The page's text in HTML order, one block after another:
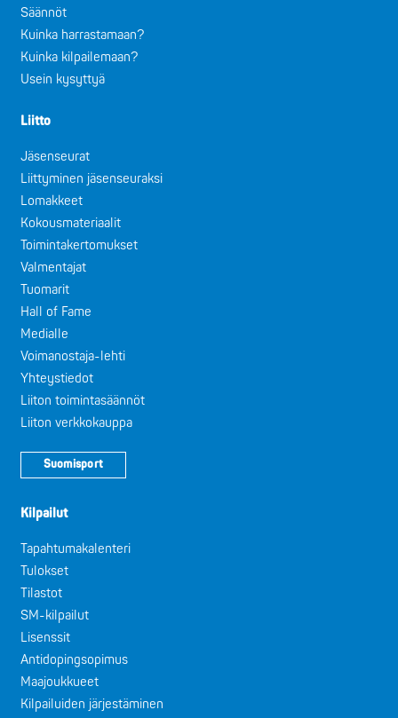
Säännöt
Kuinka harrastamaan?
Kuinka kilpailemaan?
Usein kysyttyä
Liitto
Jäsenseurat
Liittyminen jäsenseuraksi
Lomakkeet
Kokousmateriaalit
Toimintakertomukset
Valmentajat
Tuomarit
Hall of Fame
Medialle
Voimanostaja-lehti
Yhteystiedot
Liiton toimintasäännöt
Liiton verkkokauppa
Suomisport
Kilpailut
Tapahtumakalenteri
Tulokset
Tilastot
SM-kilpailut
Lisenssit
Antidopingsopimus
Maajoukkueet
Kilpailuiden järjestäminen